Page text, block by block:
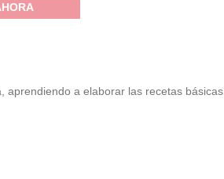
a elaborar las recetas básicas.